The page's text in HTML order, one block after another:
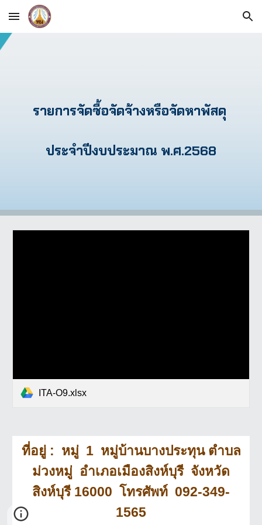
Skip to main content Skip to navigation
รายการจัดซื้อจัดจ้างหรือจัดหาพัสดุ
ประจำปีงบประมาณ พ.ศ.2568
ITA-O9.xlsx
ที่อยู่ : หมู่ 1 หมู่บ้านบางประทุน ตำบล
ม่วงหมู่ อำเภอเมืองสิงห์บุรี จังหวัด
สิงห์บุรี 16000 โทรศัพท์ 092-349-
1565